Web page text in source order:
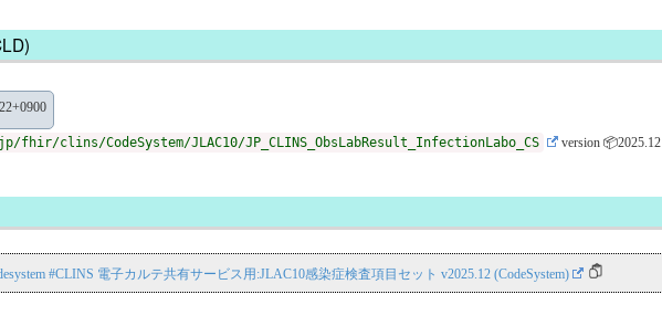
clins/CodeSystem/JLAC10/JP_CLINS_ObsLabResult_InfectionLabo_CS version 📦2025.12
#CLINS 電子カルテ共有サービス用:JLAC10感染症検査項目セット v2025.12 (CodeSystem)